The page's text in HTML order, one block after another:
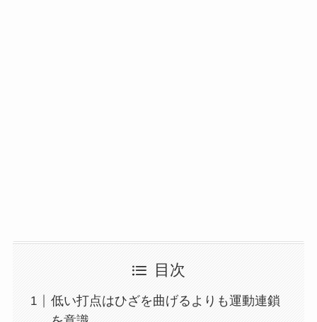
目次
低い打点はひざを曲げるよりも運動連鎖